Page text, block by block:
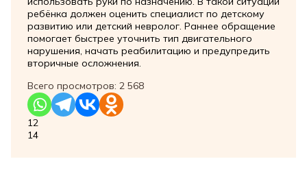
ребёнка должен оценить специалист по детскому
развитию или детский невролог. Раннее обращение
помогает быстрее уточнить тип двигательного
нарушения, начать реабилитацию и предупредить
вторичные осложнения.
Всего просмотров: 2 568
12
14